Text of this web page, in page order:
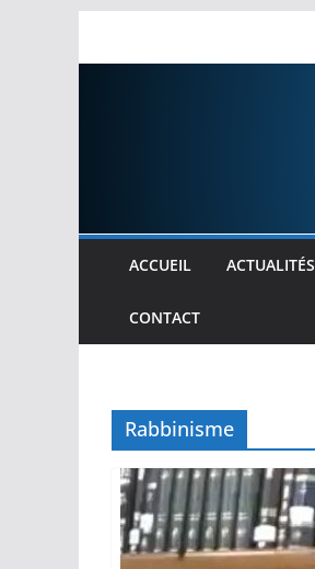
ACCUEIL ACTUALITÉS
CONTACT
Rabbinisme